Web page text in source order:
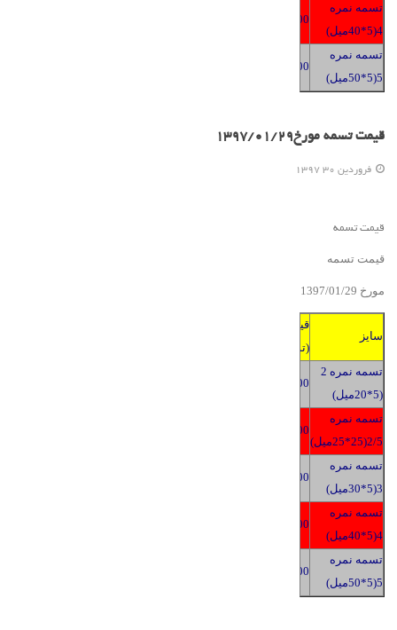
تسمه نمره
4(5*40میل)
2400
تسمه نمره
5(5*50میل)
2400
قیمت تسمه مورخ1397/01/29
فروردين 30 1397
قیمت تسمه
قیمت تسمه
مورخ 139 7/01/29
سایز
قیمت
(تومان)
تسمه نمره 2
(5*20میل)
2400
تسمه نمره
2/5(25*25میل)
2400
تسمه نمره
3(5*30میل)
2400
تسمه نمره
4(5*40میل)
2400
تسمه نمره
5(5*50میل)
2400